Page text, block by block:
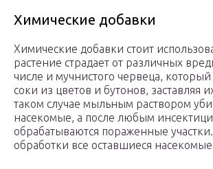
Химические добавки
Химические добавки стоит
растение страдает от различных
числе и мучнистого червеца,
соки из цветов и бутонов, заставляя
таком случае мыльным раствором
насекомые, а после любым
обрабатываются пораженные
обработки все оставшиеся